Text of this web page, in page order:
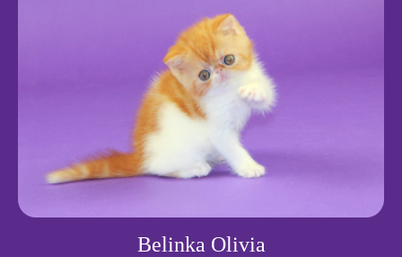
Belinka Olivia